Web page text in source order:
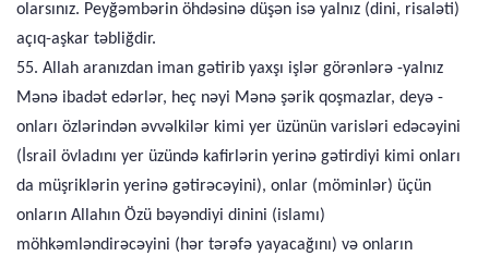
olarsınız. Peyğəmbərin öhdəsinə düşən isə yalnız (dini, risaləti)
açıq-aşkar təbliğdir.
55. Allah aranızdan iman gətirib yaxşı işlər görənlərə -yalnız
Mənə ibadət edərlər, heç nəyi Mənə şərik qoşmazlar, deyə -
onları özlərindən əvvəlkilər kimi yer üzünün varisləri edəcəyini
(İsrail övladını yer üzündə kafirlərin yerinə gətirdiyi kimi onları
da müşriklərin yerinə gətirəcəyini), onlar (möminlər) üçün
onların Allahın Özü bəyəndiyi dinini (islamı)
möhkəmləndirəcəyini (hər tərəfə yayacağını) və onların